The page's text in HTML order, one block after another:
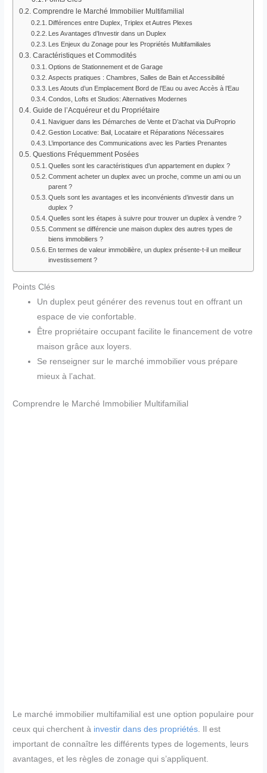
Comprendre le Marché Immobilier Multifamilial
Différences entre Duplex, Triplex et Autres Plexes
Les Avantages d’Investir dans un Duplex
Les Enjeux du Zonage pour les Propriétés Multifamiliales
Caractéristiques et Commodités
Options de Stationnement et de Garage
Aspects pratiques : Chambres, Salles de Bain et Accessibilité
Les Atouts d’un Emplacement Bord de l’Eau ou avec Accès à l’Eau
Condos, Lofts et Studios: Alternatives Modernes
Guide de l’Acquéreur et du Propriétaire
Naviguer dans les Démarches de Vente et D’achat via DuProprio
Gestion Locative: Bail, Locataire et Réparations Nécessaires
L’importance des Communications avec les Parties Prenantes
Questions Fréquemment Posées
Quelles sont les caractéristiques d’un appartement en duplex ?
Comment acheter un duplex avec un proche, comme un ami ou un
parent ?
Quels sont les avantages et les inconvénients d’investir dans un
duplex ?
Quelles sont les étapes à suivre pour trouver un duplex à vendre ?
Comment se différencie une maison duplex des autres types de
biens immobiliers ?
En termes de valeur immobilière, un duplex présente-t-il un meilleur
investissement ?
Points Clés
Un duplex peut générer des revenus tout en offrant un
espace de vie confortable.
Être propriétaire occupant facilite le financement de votre
maison grâce aux loyers.
Se renseigner sur le marché immobilier vous prépare
mieux à l’achat.
Comprendre le Marché Immobilier Multifamilial
Le marché immobilier multifamilial est une option populaire pour
ceux qui cherchent à investir dans des propriétés . Il est
important de connaître les différents types de logements, leurs
avantages, et les règles de zonage qui s’appliquent.